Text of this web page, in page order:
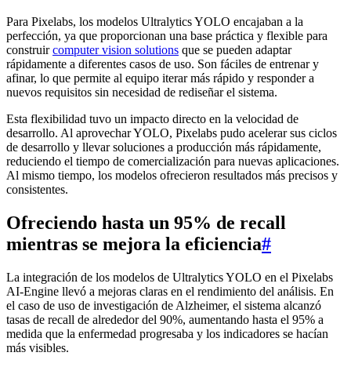
Para Pixelabs, los modelos Ultralytics YOLO encajaban a la
perfección, ya que proporcionan una base práctica y flexible para
construircomputer vision solutions que se pueden adaptar
rápidamente a diferentes casos de uso. Son fáciles de entrenar y
afinar, lo que permite al equipo iterar más rápido y responder a
nuevos requisitos sin necesidad de rediseñar el sistema.
Esta flexibilidad tuvo un impacto directo en la velocidad de
desarrollo. Al aprovechar YOLO, Pixelabs pudo acelerar sus ciclos
de desarrollo y llevar soluciones a producción más rápidamente,
reduciendo el tiempo de comercialización para nuevas aplicaciones.
Al mismo tiempo, los modelos ofrecieron resultados más precisos y
consistentes.
Ofreciendo hasta un 95% de recall
mientras se mejora la eficiencia#
La integración de los modelos de Ultralytics YOLO en el Pixelabs
AI-Engine llevó a mejoras claras en el rendimiento del análisis. En
el caso de uso de investigación de Alzheimer, el sistema alcanzó
tasas de recall de alrededor del 90%, aumentando hasta el 95% a
medida que la enfermedad progresaba y los indicadores se hacían
más visibles.